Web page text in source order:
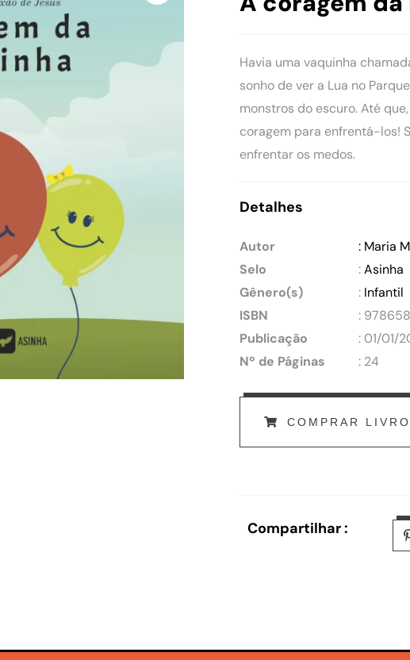
Havia uma vaquinha
sonho de ver a Lua no
monstros do escuro. Até
coragem para enfrentá-los!
enfrentar os medos.
Detalhes
Autor
: Maria
Selo
:Asinha
Gênero(s)
: Infantil
ISBN
:
Publicação
: 01/01/
Nº de Páginas
: 24
COMPRAR LIVRO
Compartilhar :